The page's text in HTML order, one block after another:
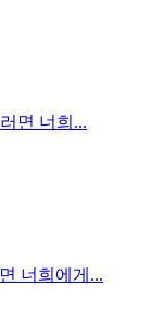
면 너희...
너희에게...